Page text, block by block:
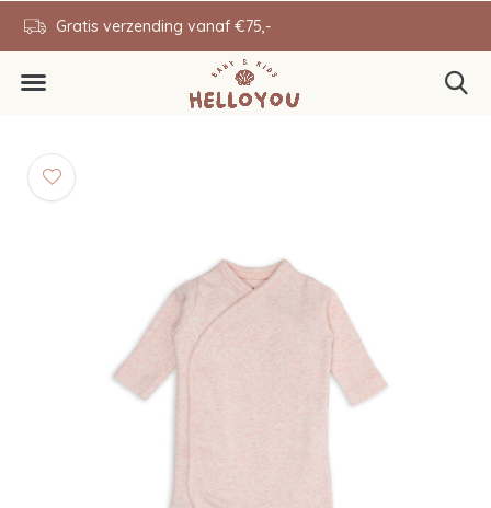
Gratis verzending vanaf €75,-